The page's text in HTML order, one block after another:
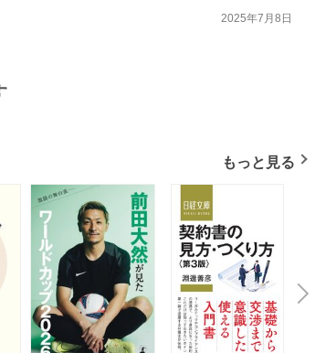
2025年7月8日
もっと見る
N
e
x
t